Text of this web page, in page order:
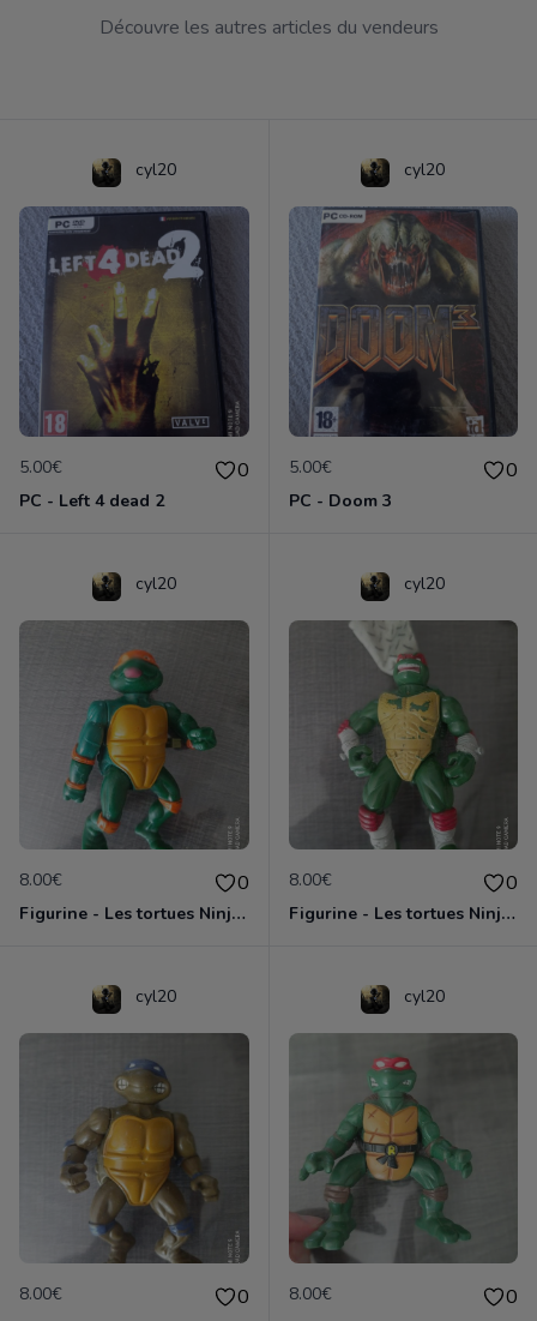
Découvre les autres articles du vendeurs
cyl20
5.00€ 0
PC - Left 4 dead 2
cyl20
5.00€ 0
PC - Doom 3
cyl20
8.00€ 0
Figurine - Les tortues Ninja - Michaelangelo
cyl20
8.00€ 0
Figurine - Les tortues Ninja - Raphael
cyl20
8.00€ 0
cyl20
8.00€ 0